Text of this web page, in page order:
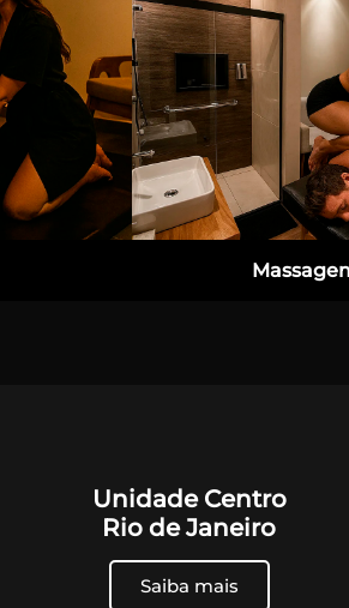
Unidade Centro
Rio de Janeiro
Saiba mais